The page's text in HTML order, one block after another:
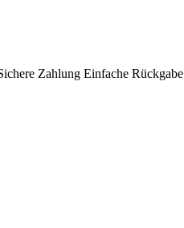
Zahlung Einfache Rückgabe